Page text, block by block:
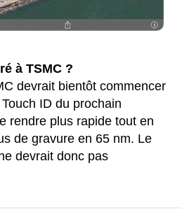
à TSMC ?
devrait bientôt commencer
ID du prochain
rendre plus rapide tout en
de gravure en 65 nm. Le
devrait donc pas